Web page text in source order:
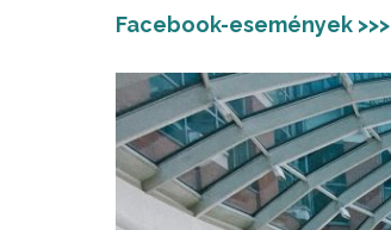
Facebook-események >>>